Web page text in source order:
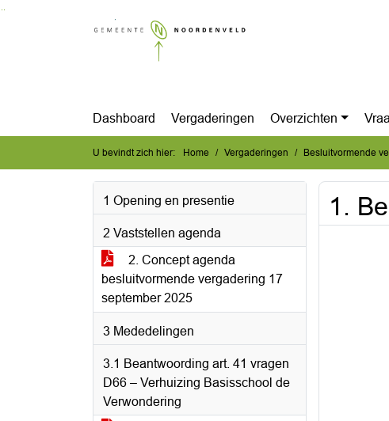
Ga naar de inhoud van deze pagina
Dashboard Vergaderingen Overzichten
U bevindt zich hier: Home Vergaderingen Besluitvormende
1 Opening en presentie
2 Vaststellen agenda
2. Concept agenda
besluitvormende vergadering 17
september 2025
3 Mededelingen
3.1 Beantwoording art. 41 vragen
D66 – Verhuizing Basisschool de
Verwondering
1.